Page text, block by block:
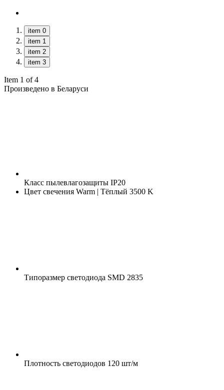
item 0
item 1
item 2
item 3
Item 1 of 4
Произведено в Беларуси
Класс пылевлагозащиты IP20
Цвет свечения Warm | Тёплый 3500 K
Типоразмер светодиода SMD 2835
Плотность светодиодов 120 шт/м